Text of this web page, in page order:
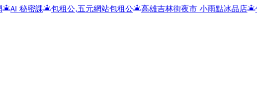
包租公,五元網站包租公 高雄吉林街夜市 小雨點冰品店 包租公